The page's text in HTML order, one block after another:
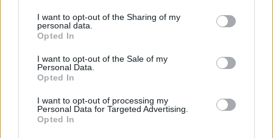
I want to opt-out of the Sharing of my
personal data.
Opted In
I want to opt-out of the Sale of my
Personal Data.
Opted In
I want to opt-out of processing my
Personal Data for Targeted Advertising.
Opted In
"Se oggi Meloni è premier..."
Berlusconi prende la parola:
26/10/2022
STANDING OVATION
"Sapete chi lo diceva?" Tetto al